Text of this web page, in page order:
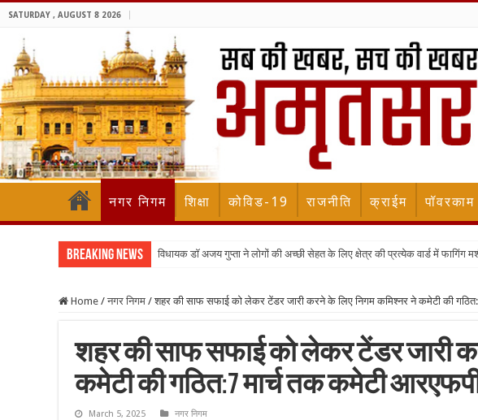
SATURDAY , AUGUST 8 2026
नगर निगम शिक्षा कोविड-19 राजनीति क्राईम पॉवरकाम
Breaking News विधायक डॉ अजय गुप्ता ने लोगों की अच्छी सेहत के लिए क्षेत्र की प्रत्येक वार्ड में फागिंग
Home / नगर निगम / शहर की साफ सफाई को लेकर टेंडर जारी करने के लिए निगम कमिश्नर ने कमेटी की
शहर की साफ सफाई को लेकर टेंडर जारी
कमेटी की गठित:7 मार्च तक कमेटी आरएफपी
March 5, 2025 नगर निगम